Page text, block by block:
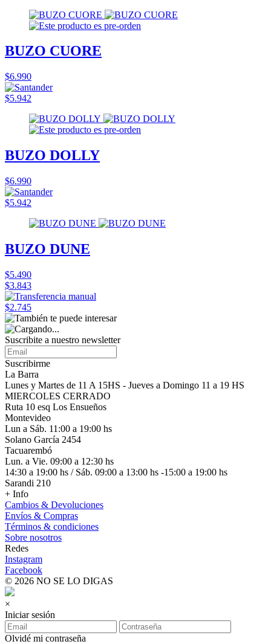
BUZO CUORE
$6.990
$5.942
BUZO DOLLY
$6.990
$5.942
BUZO DUNE
$5.490
$3.843
$2.745
Suscribite a nuestro newsletter
Suscribirme
La Barra
Lunes y Martes de 11 A 15HS - Jueves a Domingo 11 a 19 HS
MIERCOLES CERRADO
Ruta 10 esq Los Ensueños
Montevideo
Lun a Sáb. 11:00 a 19:00 hs
Solano García 2454
Tacuarembó
Lun. a Vie. 09:00 a 12:30 hs
14:30 a 19:00 hs / Sáb. 09:00 a 13:00 hs -15:00 a 19:00 hs
Sarandi 210
+ Info
Cambios & Devoluciones
Envíos & Compras
Términos & condiciones
Sobre nosotros
Redes
Instagram
Facebook
© 2026 NO SE LO DIGAS
×
Iniciar sesión
Olvidé mi contraseña